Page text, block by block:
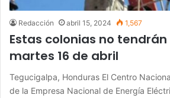
Redacción abril 15, 2024 1,567
Estas colonias no tendrán
martes 16 de abril
Tegucigalpa, Honduras El Centro
de la Empresa Nacional de Energía